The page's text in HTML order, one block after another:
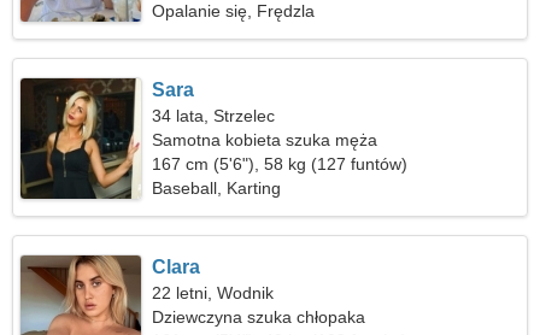
Opalanie się, Frędzla
Sara
34 lata, Strzelec
Samotna kobieta szuka męża
167 cm (5'6"), 58 kg (127 funtów)
Baseball, Karting
Clara
22 letni, Wodnik
Dziewczyna szuka chłopaka